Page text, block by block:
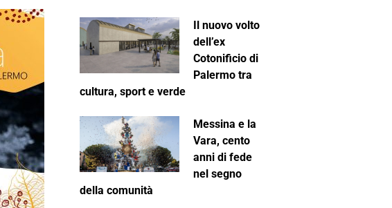
Il nuovo volto
dell’ex
Cotonificio di
Palermo tra
cultura, sport e verde
Messina e la
Vara, cento
anni di fede
nel segno
della comunità